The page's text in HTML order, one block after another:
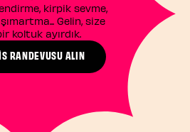
kirpik sevme,
Gelin, size
koltuk ayırdık.
RANDEVUSU ALIN